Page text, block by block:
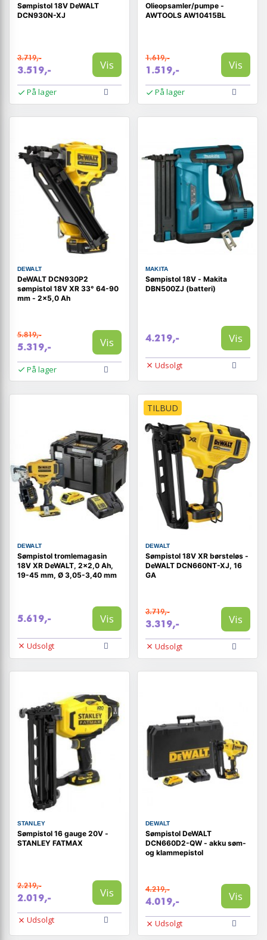
Sømpistol 18V DeWALT
DCN930N-XJ
3.719,-
3.519,- Vis
På lager
Olieopsamler/pumpe -
AWTOOLS AW10415BL
1.619,-
1.519,- Vis
På lager
DEWALT
DeWALT DCN930P2
sømpistol 18V XR 33° 64-90
mm - 2x5,0 Ah
5.819,-
5.319,- Vis
På lager
MAKITA
Sømpistol 18V - Makita
DBN500ZJ (batteri)
4.219,- Vis
Udsolgt
DEWALT
Sømpistol tromlemagasin
18V XR DeWALT, 2×2,0 Ah,
19-45 mm, Ø 3,05-3,40 mm
5.619,- Vis
Udsolgt
TILBUD
DEWALT
Sømpistol 18V XR børsteløs -
DeWALT DCN660NT-XJ, 16
GA
3.719,-
3.319,- Vis
Udsolgt
STANLEY
Sømpistol 16 gauge 20V -
STANLEY FATMAX
2.219,-
2.019,- Vis
Udsolgt
DEWALT
Sømpistol DeWALT
DCN660D2-QW - akku søm-
og klammepistol
4.219,-
4.019,- Vis
Udsolgt